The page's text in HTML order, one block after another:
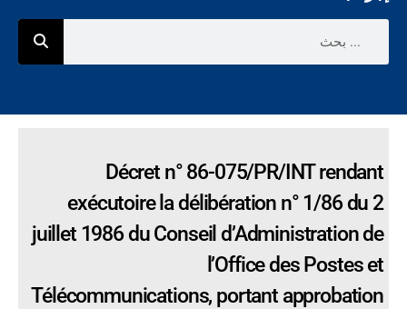
Décret n° 86-075/PR/INT rendant
exécutoire la délibération n° 1/86 du 2
juillet 1986 du Conseil d’Administration de
l’Office des Postes et
Télécommunications, portant approbation